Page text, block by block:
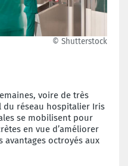
© Shutterstock
voire de très
réseau hospitalier Iris
se mobilisent pour
en vue d’améliorer
avantages octroyés aux